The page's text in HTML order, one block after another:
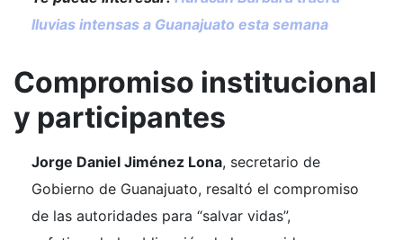
lluvias intensas a Guanajuato esta semana
Compromiso institucional
y participantes
Jorge Daniel Jiménez Lona, secretario de
Gobierno de Guanajuato, resaltó el compromiso
de las autoridades para “salvar vidas”,